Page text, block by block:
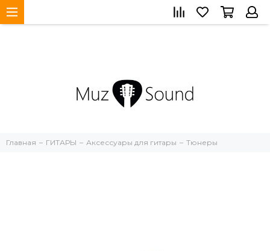
Главная ГИТАРЫ Аксессуары для гитары Тюнеры